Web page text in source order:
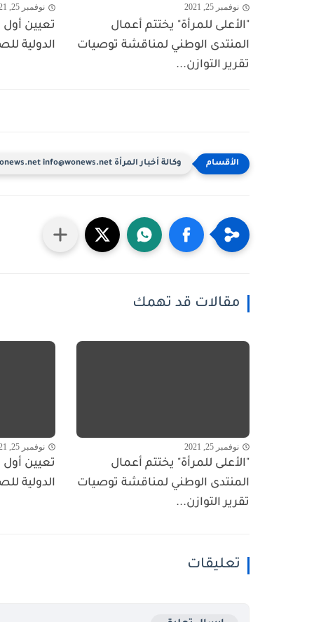
نوفمبر 25, 2021
"الأعلى للمرأة" يختتم أعمال
المنتدى الوطني لمناقشة توصيات
تقرير التوازن...
نوفمبر 25, 2021
تعيين أول
الدولية
وكالة أخبار المرأة www.wonews.net info@wonews.net
مقالات قد تهمك
نوفمبر 25, 2021
"الأعلى للمرأة" يختتم أعمال
المنتدى الوطني لمناقشة توصيات
تقرير التوازن...
نوفمبر 25, 2021
تعيين أول
الدولية
تعليقات